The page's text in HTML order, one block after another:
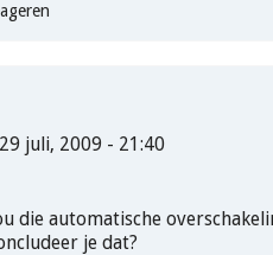
juli, 2009 - 21:40
die automatische
je dat?